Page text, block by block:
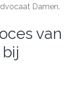
Damen.
van